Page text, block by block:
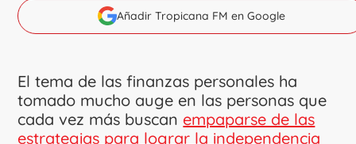
Añadir Tropicana FM en Google
El tema de las finanzas personales ha
tomado mucho auge en las personas que
cada vez más buscan empaparse de las
estrategias para lograr la independencia